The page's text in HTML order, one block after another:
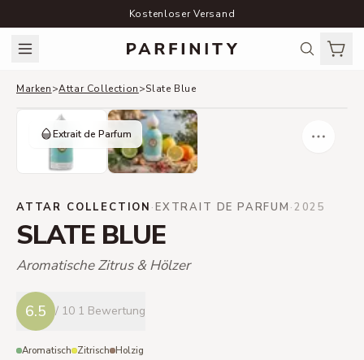
Kostenloser Versand
Marken>Attar Collection>Slate Blue
Extrait de Parfum
ATTAR COLLECTION ·EXTRAIT DE PARFUM ·2025
SLATE BLUE
Aromatische Zitrus & Hölzer
6.5 / 10 1 Bewertung
Aromatisch Zitrisch Holzig